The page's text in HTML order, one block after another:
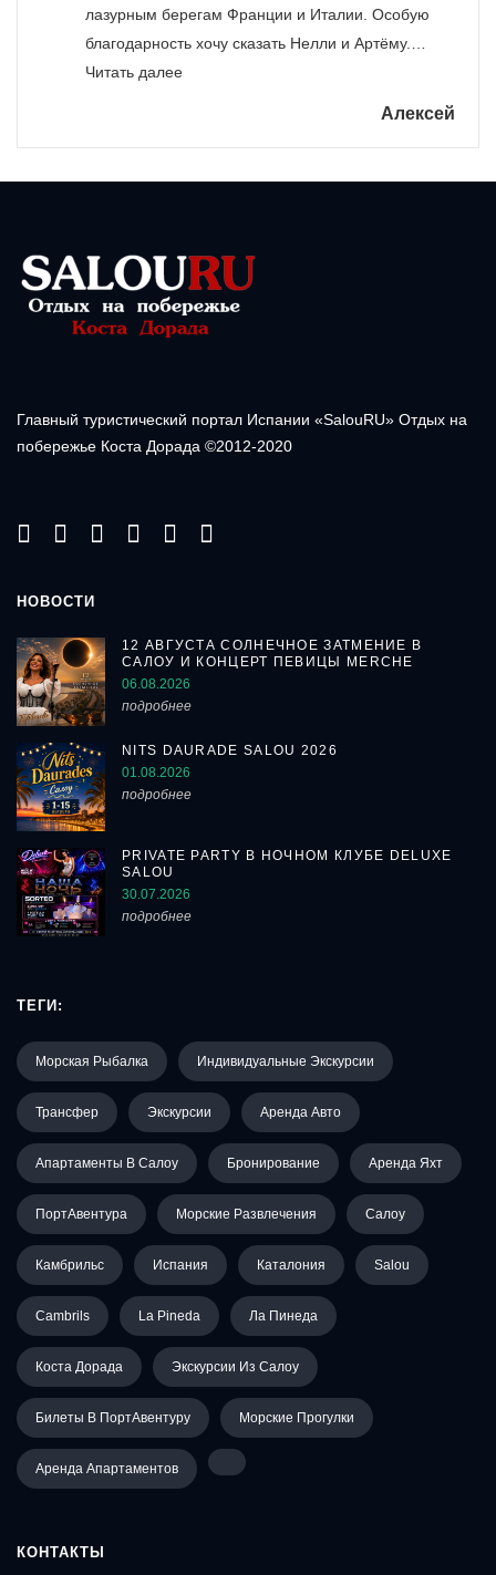
лазурным берегам Франции и Италии. Особую
благодарность хочу сказать Нелли и Артёму.…
Читать далее«»
Алексей
Главный туристический портал Испании «SalouRU» Отдых на
побережье Коста Дорада ©2012-2020
НОВОСТИ
12 АВГУСТА СОЛНЕЧНОЕ ЗАТМЕНИЕ В
САЛОУ И КОНЦЕРТ ПЕВИЦЫ MERCHE
06.08.2026
подробнее
NITS DAURADE SALOU 2026
01.08.2026
подробнее
PRIVATE PARTY В НОЧНОМ КЛУБЕ DELUXE
SALOU
30.07.2026
подробнее
ТЕГИ:
Морская Рыбалка Индивидуальные Экскурсии
Трансфер Экскурсии Аренда Авто
Апартаменты В Салоу Бронирование Аренда Яхт
ПортАвентура Морские Развлечения Салоу
Камбрильс Испания Каталония Salou
Cambrils La Pineda Ла Пинеда
Коста Дорада Экскурсии Из Салоу
Билеты В ПортАвентуру Морские Прогулки
Аренда Апартаментов
КОНТАКТЫ